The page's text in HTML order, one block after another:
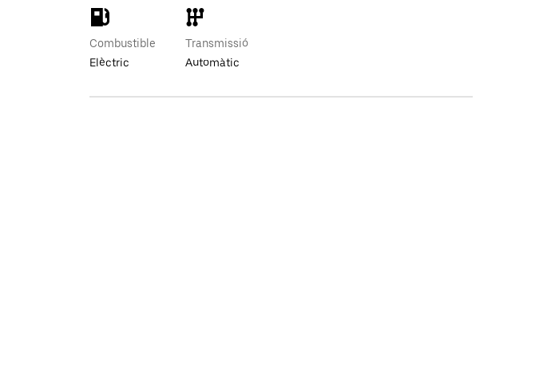
Combustible
Elèctric
Transmissió
Automàtic